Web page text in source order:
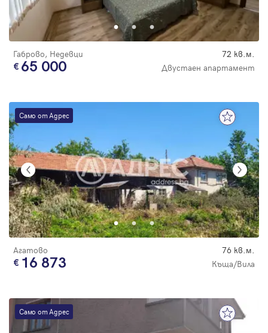
Габрово, Недевци 72 кв.м.
65 000 Двустаен апартамент
Само от Адрес
Агатово 76 кв.м.
16 873 Къща/Вила
Само от Адрес
Парола
Регистрация